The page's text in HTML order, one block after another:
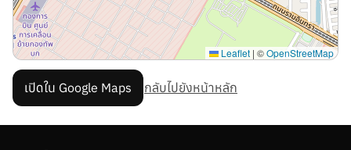
Leaflet | ©OpenStreetMap
เปิดใน Google Maps กลับไปยังหน้าหลัก